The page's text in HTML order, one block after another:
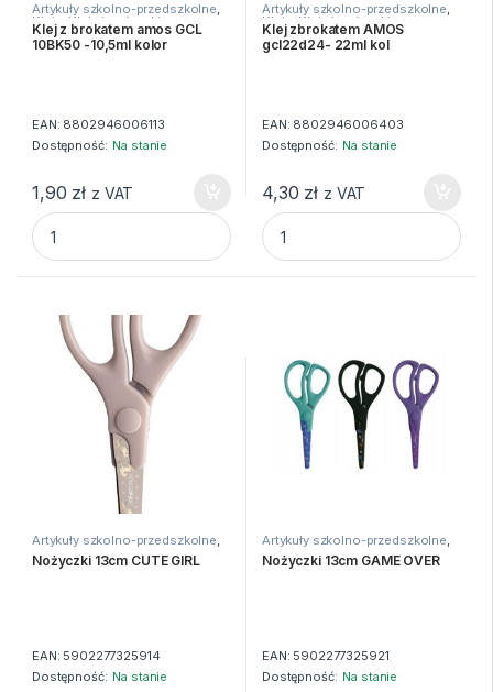
Artykuły szkolno-przedszkolne,
Kleje Kleje i nożyczki
Klej z brokatem amos GCL
10BK50 -10,5ml kolor
EAN: 8802946006113
Dostępność: Na stanie
1,90 zł z VAT
Klej z brokatem amos GCL 10BK50 -10,5ml kolor quantity
Artykuły szkolno-przedszkolne,
Kleje ,Kleje i nożyczki
Klej zbrokatem AMOS
gcl22d24- 22ml kol
EAN: 8802946006403
Dostępność: Na stanie
4,30 zł z VAT
Klej zbrokatem AMOS
Artykuły szkolno-przedszkolne,
Kleje i nożyczki Nożyczki
Nożyczki 13cm CUTE GIRL
EAN: 5902277325914
Dostępność: Na stanie
Artykuły szkolno-przedszkolne,
Kleje i nożyczki Nożyczki
Nożyczki 13cm GAME OVER
EAN: 5902277325921
Dostępność: Na stanie